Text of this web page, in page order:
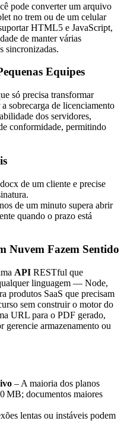
pode converter um arquivo
no trem ou de um celular
HTML5 e JavaScript,
de manter várias
sincronizadas.
Equipes
só precisa transformar
sobrecarga de licenciamento
dos servidores,
conformidade, permitindo
de um cliente e precise
de um minuto supera abrir
quando o prazo está
Nuvem Fazem Sentido
API RESTful que
linguagem — Node,
produtos SaaS que precisam
sem construir o motor do
URL para o PDF gerado,
armazenamento ou
– A maioria dos planos
MB; documentos maiores
lentas ou instáveis podem